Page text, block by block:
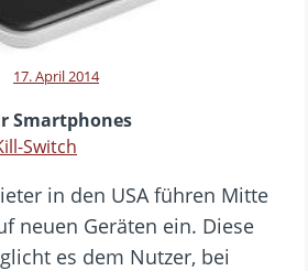
17. April 2014
Smartphones
Switch
in den USA führen Mitte
neuen Geräten ein. Diese
es dem Nutzer, bei